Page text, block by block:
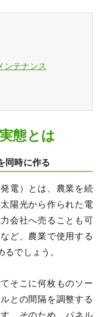
ンテナンス
態とは
同時に作る
電）とは、農業を続
陽光から作られた電
会社へ売ることも可
ど、農業で使用する
でしょう。
そこに何枚ものソー
との間隔を調整する